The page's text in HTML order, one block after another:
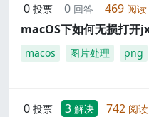
0 投票 0 回答 469 阅读
macOS下如何无损打开
macos 图片处理 png
0 投票 3 解决 742 阅读